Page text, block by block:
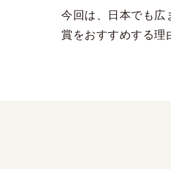
今回は、日本でも広
賞をおすすめする理